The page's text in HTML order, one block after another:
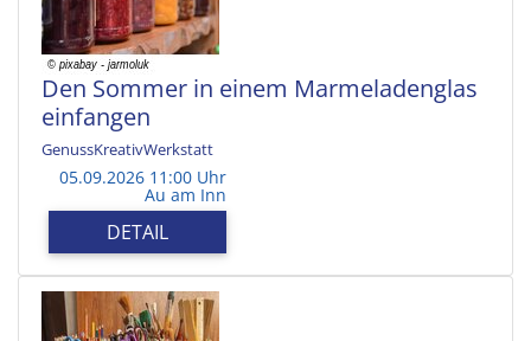
Den Sommer in einem Marmeladenglas
einfangen
GenussKreativWerkstatt
05.09.2026 11:00 Uhr
Au am Inn
DETAIL